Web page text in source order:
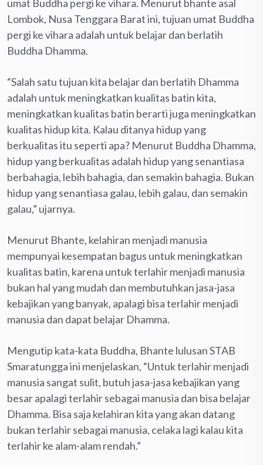
umat Buddha pergi ke vihara. Menurut bhante asal
Lombok, Nusa Tenggara Barat ini, tujuan umat Buddha
pergi ke vihara adalah untuk belajar dan berlatih
Buddha Dhamma.
“Salah satu tujuan kita belajar dan berlatih Dhamma
adalah untuk meningkatkan kualitas batin kita,
meningkatkan kualitas batin berarti juga meningkatkan
kualitas hidup kita. Kalau ditanya hidup yang
berkualitas itu seperti apa? Menurut Buddha Dhamma,
hidup yang berkualitas adalah hidup yang senantiasa
berbahagia, lebih bahagia, dan semakin bahagia. Bukan
hidup yang senantiasa galau, lebih galau, dan semakin
galau,” ujarnya.
Menurut Bhante, kelahiran menjadi manusia
mempunyai kesempatan bagus untuk meningkatkan
kualitas batin, karena untuk terlahir menjadi manusia
bukan hal yang mudah dan membutuhkan jasa-jasa
kebajikan yang banyak, apalagi bisa terlahir menjadi
manusia dan dapat belajar Dhamma.
Mengutip kata-kata Buddha, Bhante lulusan STAB
Smaratungga ini menjelaskan, “Untuk terlahir menjadi
manusia sangat sulit, butuh jasa-jasa kebajikan yang
besar apalagi terlahir sebagai manusia dan bisa belajar
Dhamma. Bisa saja kelahiran kita yang akan datang
bukan terlahir sebagai manusia, celaka lagi kalau kita
terlahir ke alam-alam rendah.”